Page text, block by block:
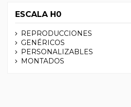
ESCALA H0
REPRODUCCIONES
GENÉRICOS
PERSONALIZABLES
MONTADOS